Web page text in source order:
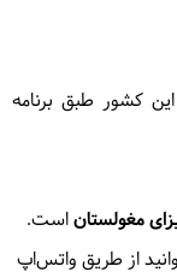
کشور طبق برنامه
مغولستاناست.
از طریق واتس‌اپ